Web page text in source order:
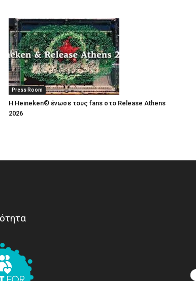
Press Room
Η Heineken® ένωσε τους fans στο Release Athens
2026